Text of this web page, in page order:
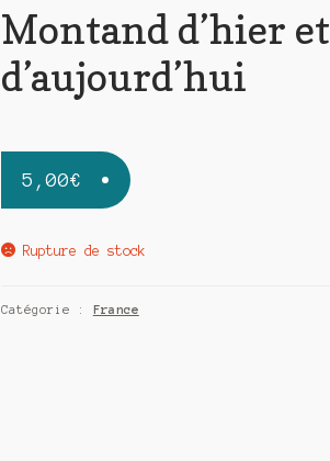
Montand d’hier et
d’aujourd’hui
5,00€
Rupture de stock
Catégorie : France